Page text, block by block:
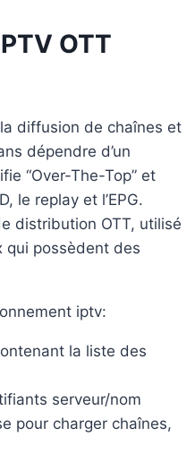
OTT
diffusion de chaînes et
dépendre d’un
“Over-The-Top” et
le replay et l’EPG.
distribution OTT, utilisé
qui possèdent des
iptv:
la liste des
serveur/nom
pour charger chaînes,